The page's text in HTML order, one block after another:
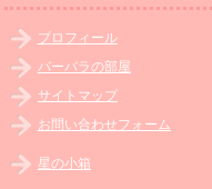
プロフィール
バーバラの部屋
サイトマップ
お問い合わせフォーム
星の小箱